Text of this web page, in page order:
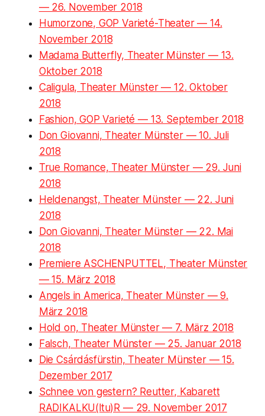
— 26. November 2018
Humorzone, GOP Varieté-Theater — 14.
November 2018
Madama Butterfly, Theater Münster — 13.
Oktober 2018
Caligula, Theater Münster — 12. Oktober
2018
Fashion, GOP Varieté — 13. September 2018
Don Giovanni, Theater Münster — 10. Juli
2018
True Romance, Theater Münster — 29. Juni
2018
Heldenangst, Theater Münster — 22. Juni
2018
Don Giovanni, Theater Münster — 22. Mai
2018
Premiere ASCHENPUTTEL, Theater Münster
— 15. März 2018
Angels in America, Theater Münster — 9.
März 2018
Hold on, Theater Münster — 7. März 2018
Falsch, Theater Münster — 25. Januar 2018
Die Csárdásfürstin, Theater Münster — 15.
Dezember 2017
Schnee von gestern? Reutter, Kabarett
RADIKALKU(ltu)R — 29. November 2017